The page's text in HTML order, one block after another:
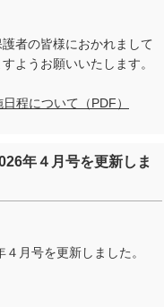
者の皆様におかれまして
ようお願いいたします。
程について（PDF）
年４月号を更新しま
月号を更新しました。